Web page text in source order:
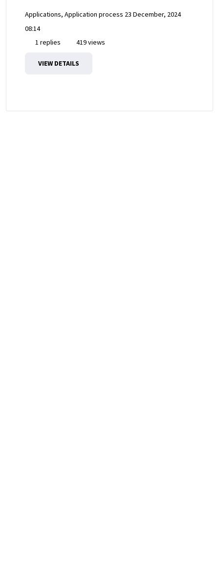
Applications, Application process 23 December, 2024
08:14
1 replies
419 views
VIEW DETAILS